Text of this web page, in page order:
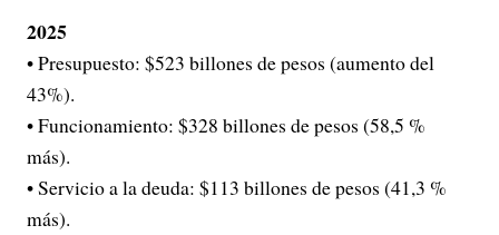
2025
• Presupuesto: $523 billones de pesos (aumento del
43%).
• Funcionamiento: $328 billones de pesos (58,5 %
más).
• Servicio a la deuda: $113 billones de pesos (41,3 %
más).